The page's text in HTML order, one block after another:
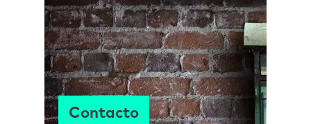
Contacto